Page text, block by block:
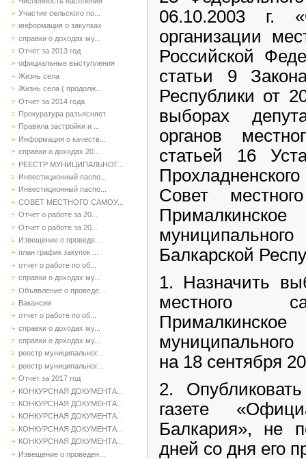
Участие сельского по...
информация о закупках
справки о доходах му...
Отчет за 2013 год
официальные выступления
Жизнь села
Жизнь села ( продолж...
Отчет за 2014 года
Прокуратура разъясняет
Правила застройки и ...
Информация о качеств...
справки о доходах 20...
РЕЕСТР МУНИЦИПАЛЬНОГ...
Инвестиционный паспо...
Инвестиционный паспо...
СОВЕТ МЕСТНОГО САМОУ...
Отчет о работе за 20...
Отчет о работе за 20...
Извещение о проведе...
план график закупок ...
отчет о работе по об...
справки о доходах му...
Объявление о проведе...
Вакансии
отчет о работе по об...
справки о доходах му...
справки о доходах му...
реестр муниципальног...
реестр муниципальног...
Отчет за 2017 год
КОНКУРСНАЯ ДОКУМЕНТА...
КОНКУРСНАЯ ДОКУМЕНТА...
КОНКУРСНАЯ ДОКУМЕНТА...
КОНКУРСНАЯ ДОКУМЕНТА...
КОНКУРСНАЯ ДОКУМЕНТА...
Извещение о проведен...
06.10.2003 г.
организации
Российской
статьи 9
Республики от
выборах
органов
статьей 16
Совет
Балкарской
1. Назначить
местного
на 18 сентября
2.
газете
Балкария», не
дней со дня его